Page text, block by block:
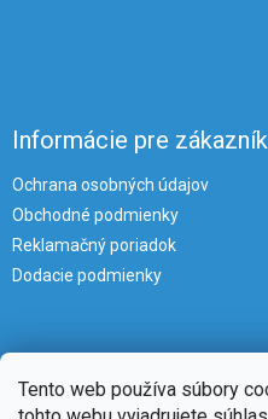
Tento web používa súbory
Informácie pre
Ochrana osobných údajov
Obchodné podmienky
Reklamačný poriadok
Dodacie podmienky